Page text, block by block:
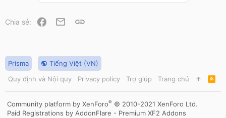
Chia sẻ: Facebook
Email
Prisma
Tiếng Việt (VN)
Quy định và Nội quy
Privacy policy Trợ giúp Trang chủ
R
S
S
Community platform by XenForo® © 2010-2021 XenForo Ltd.
Paid Registrations by AddonFlare - Premium XF2 Addons